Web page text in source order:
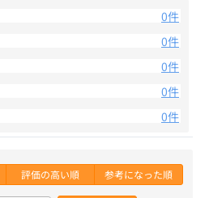
0件
0件
0件
0件
0件
評価の高い順 参考になった順